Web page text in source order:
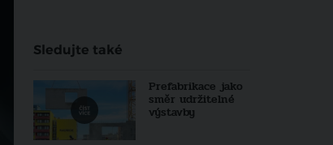
Sledujte také
Prefabrikace jako
směr udržitelné
výstavby